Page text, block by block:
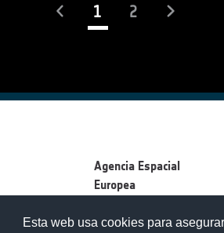
Esta web usa cookies para
1(current)
2
Agencia Espacial
Europea